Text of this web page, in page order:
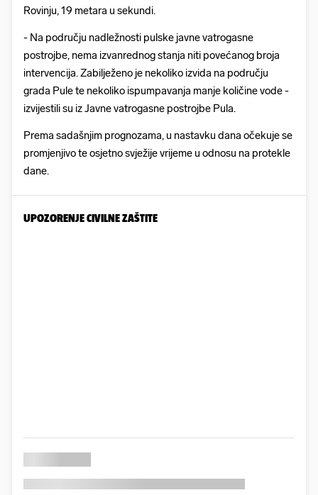
Rovinju, 19 metara u sekundi.
- Na području nadležnosti pulske javne vatrogasne
postrojbe, nema izvanrednog stanja niti povećanog broja
intervencija. Zabilježeno je nekoliko izvida na području
grada Pule te nekoliko ispumpavanja manje količine vode -
izvijestili su iz Javne vatrogasne postrojbe Pula.
Prema sadašnjim prognozama, u nastavku dana očekuje se
promjenjivo te osjetno svježije vrijeme u odnosu na protekle
dane.
UPOZORENJE CIVILNE ZAŠTITE